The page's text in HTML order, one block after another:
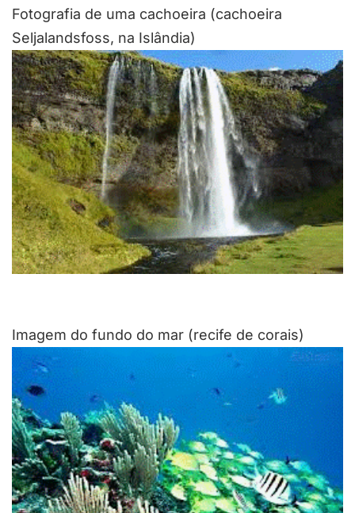
Fotografia de uma cachoeira (cachoeira
Seljalandsfoss, na Islândia)
Imagem do fundo do mar (recife de corais)